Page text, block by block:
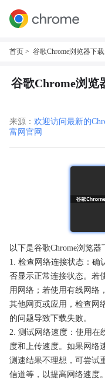
首页 > 谷歌Chrome浏览器下
谷歌Chrome浏览
来源： 欢迎访问最新的
富网官网
以下是谷歌Chrome浏览
1. 检查网络连接状态：确
否显示正常连接状态。若
用网络；若使用有线网络
其他网页或应用，检查网
的问题导致下载失败。
2. 测试网络速度：使用在
度和上传速度。如果网络
测速结果不理想，可尝试
信道等，以提高网络速度。